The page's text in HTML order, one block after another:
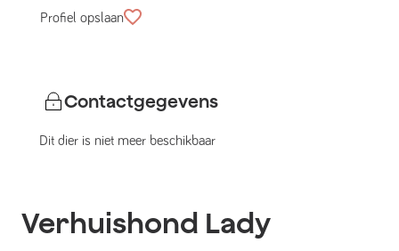
Profiel opslaan
Contactgegevens
Dit dier is niet meer beschikbaar
Verhuishond Lady